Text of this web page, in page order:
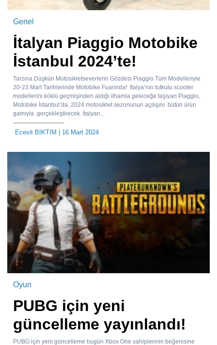
Genel
İtalyan Piaggio Motobike
İstanbul 2024’te!
Tarzına Düşkün Motosikletseverlerin Gözdesi Piaggio Tüm Modelleriyle
20-23 Mart Tarihlerinde Motobike Fuarında! İtalya’nın tutkulu scooter
modellerini köklü geçmişinden aldığı ilhamla geleceğe taşıyan Piaggio,
Motobike İstanbul’da, 2024 motosiklet sezonunun açılışını bütün ürün
gamıyla gerçekleştirecek. İtalyan...
Ecevit BIKTIM | 16 Mart 2024
Oyun
PUBG için yeni
güncelleme yayınlandı!
PUBG için yeni güncelleme bugün Xbox One sahiplerinin beğenisine